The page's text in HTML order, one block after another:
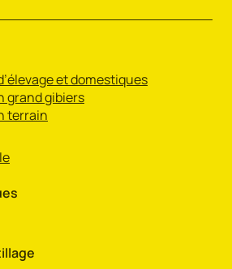
et domestiques
grand gibiers
terrain